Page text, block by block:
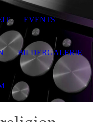
EVENTS
BILDERGALERIE